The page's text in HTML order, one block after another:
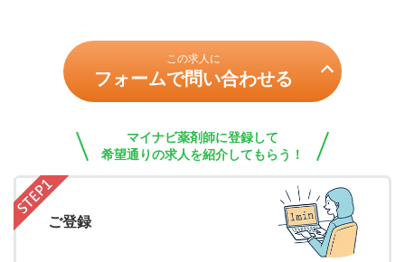
この求人に
フォームで問い合わせる
マイナビ薬剤師に登録して
希望通りの求人を紹介してもらう！
ご登録